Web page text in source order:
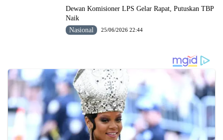
Dewan Komisioner LPS Gelar Rapat, Putuskan TBP
Naik
Nasional
25/06/2026 22:44